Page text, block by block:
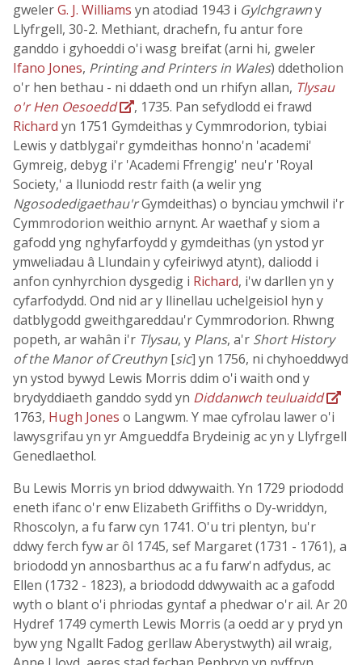
gwelerG. J. Williams yn atodiad 1943 i Gylchgrawny
Llyfrgell, 30-2. Methiant, drachefn, fu antur fore
ganddo i gyhoeddi o'i wasg breifat (arni hi, gweler
Ifano Jones, Printing and Printers in Wales) ddetholion
o'r hen bethau - ni ddaeth ond un rhifyn allan, Tlysau
o'r Hen Oesoedd
, 1735. Pan sefydlodd ei frawd
Richard yn 1751 Gymdeithas y Cymmrodorion, tybiai
Lewis y datblygai'r gymdeithas honno'n 'academi'
Gymreig, debyg i'r 'Academi Ffrengig' neu'r 'Royal
Society,' a lluniodd restr faith (a welir yng
Ngosodedigaethau'rGymdeithas) o bynciau ymchwil i'r
Cymmrodorion weithio arnynt. Ar waethaf y siom a
gafodd yng nghyfarfoydd y gymdeithas (yn ystod yr
ymweliadau â Llundain y cyfeiriwyd atynt), daliodd i
anfon cynhyrchion dysgedig i Richard, i'w darllen yn y
cyfarfodydd. Ond nid ar y llinellau uchelgeisiol hyn y
datblygodd gweithgareddau'r Cymmrodorion. Rhwng
popeth, ar wahân i'r Tlysau, y Plans, a'r Short History
of the Manor of Creuthyn [sic] yn 1756, ni chyhoeddwyd
yn ystod bywyd Lewis Morris ddim o'i waith ond y
brydyddiaeth ganddo sydd yn Diddanwch teuluaidd
1763, Hugh Jones o Langwm. Y mae cyfrolau lawer o'i
lawysgrifau yn yr Amgueddfa Brydeinig ac yn y Llyfrgell
Genedlaethol.
Bu Lewis Morris yn briod ddwywaith. Yn 1729 priododd
eneth ifanc o'r enw Elizabeth Griffiths o Dy-wriddyn,
Rhoscolyn, a fu farw cyn 1741. O'u tri plentyn, bu'r
ddwy ferch fyw ar ôl 1745, sef Margaret (1731 - 1761), a
briododd yn annosbarthus ac a fu farw'n adfydus, ac
Ellen (1732 - 1823), a briododd ddwywaith ac a gafodd
wyth o blant o'i phriodas gyntaf a phedwar o'r ail. Ar 20
Hydref 1749 cymerth Lewis Morris (a oedd ar y pryd yn
byw yng Ngallt Fadog gerllaw Aberystwyth) ail wraig,